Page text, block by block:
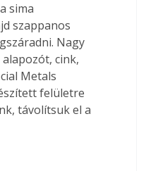
sima
szappanos
Nagy
cink,
Metals
felületre
távolítsuk el a